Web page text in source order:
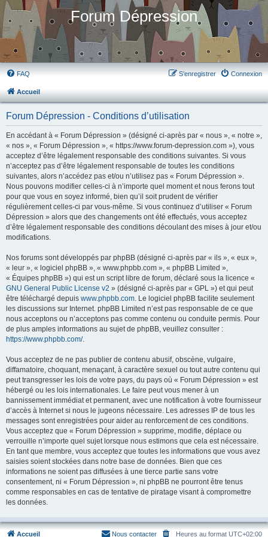
Forum Dépression
FAQ Connexion
S’enregistrer
Accueil
Forum Dépression - Conditions d’utilisation
En accédant à « Forum Dépression » (désigné ci-après par « nous », « notre »,
« nos », « Forum Dépression », « https://www.forum-depression.com »), vous
acceptez d’être légalement responsable des conditions suivantes. Si vous
n’acceptez pas d’être légalement responsable de toutes les conditions
suivantes, alors n’accédez pas et/ou n’utilisez pas « Forum Dépression ».
Nous pouvons modifier celles-ci à n’importe quel moment et nous ferons tout
pour que vous en soyez informé, bien qu’il soit prudent de vérifier
régulièrement celles-ci par vous-même. Si vous continuez d’utiliser « Forum
Dépression » alors que des changements ont été effectués, vous acceptez
d’être légalement responsable des conditions découlant des mises à jour et/ou
modifications.
Nos forums sont développés par phpBB (désigné ci-après par « ils », « eux »,
« leur », « logiciel phpBB », « www.phpbb.com », « phpBB Limited »,
« Équipes phpBB ») qui est un script libre de forum, déclaré sous la licence «
GNU General Public License v2 » (désigné ci-après par « GPL ») et qui peut
être téléchargé depuis www.phpbb.com. Le logiciel phpBB facilite seulement
les discussions sur Internet. phpBB Limited n’est pas responsable de ce que
nous acceptons ou n’acceptons pas comme contenu ou conduite permis. Pour
de plus amples informations au sujet de phpBB, veuillez consulter :
https://www.phpbb.com/.
Vous acceptez de ne pas publier de contenu abusif, obscène, vulgaire,
diffamatoire, choquant, menaçant, à caractère sexuel ou tout autre contenu qui
peut transgresser les lois de votre pays, du pays où « Forum Dépression » est
hébergé ou les lois internationales. Le faire peut vous mener à un
bannissement immédiat et permanent, avec une notification à votre fournisseur
d’accès à Internet si nous le jugeons nécessaire. Les adresses IP de tous les
messages sont enregistrées pour aider au renforcement de ces conditions.
Vous acceptez que « Forum Dépression » supprime, modifie, déplace ou
verrouille n’importe quel sujet lorsque nous estimons que cela est nécessaire.
En tant que membre, vous acceptez que toutes les informations que vous avez
saisies soient stockées dans notre base de données. Bien que ces
informations ne soient pas diffusées à une tierce partie sans votre
consentement, ni « Forum Dépression », ni phpBB ne pourront être tenus
comme responsables en cas de tentative de piratage visant à compromettre
les données.
Accueil Heures au format UTC+02:00
Nous contacter